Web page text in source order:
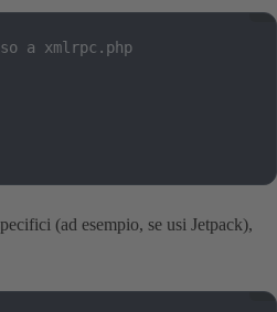
a xmlrpc.php
(ad esempio, se usi Jetpack),